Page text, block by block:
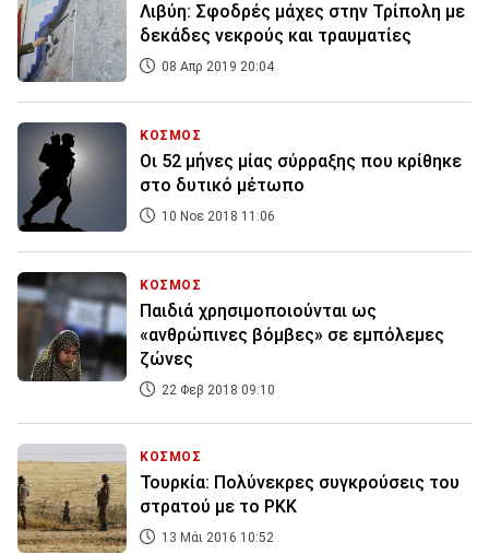
Λιβύη: Σφοδρές μάχες στην Τρίπολη με
δεκάδες νεκρούς και τραυματίες
08 Απρ 2019 20:04
ΚΟΣΜΟΣ
Οι 52 μήνες μίας σύρραξης που κρίθηκε
στο δυτικό μέτωπο
10 Νοε 2018 11:06
ΚΟΣΜΟΣ
Παιδιά χρησιμοποιούνται ως
«ανθρώπινες βόμβες» σε εμπόλεμες
ζώνες
22 Φεβ 2018 09:10
ΚΟΣΜΟΣ
Toυρκία: Πολύνεκρες συγκρούσεις του
στρατού με το PKK
13 Μάι 2016 10:52